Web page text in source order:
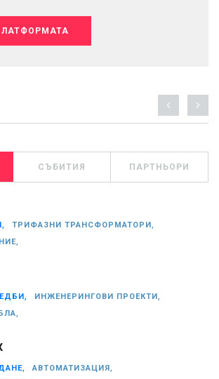
СЪБИТИЯ ПАРТНЬОРИ
ТРИФАЗНИ ТРАНСФОРМАТОРИ,
ИНЖЕНЕРИНГОВИ ПРОЕКТИ,
АВТОМАТИЗАЦИЯ,